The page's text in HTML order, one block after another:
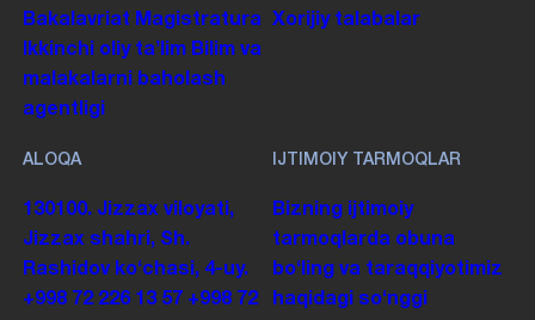
Bakalavriat Magistratura
Ikkinchi oliy taʼlim Bilim va
malakalarni baholash
agentligi
Xorijiy talabalar
ALOQA
130100. Jizzax viloyati,
Jizzax shahri, Sh.
Rashidov koʻchasi, 4-uy.
+998 72 226 13 57 +998 72
IJTIMOIY TARMOQLAR
Bizning ijtimoiy
tarmoqlarda obuna
boʻling va taraqqiyotimiz
haqidagi soʻnggi